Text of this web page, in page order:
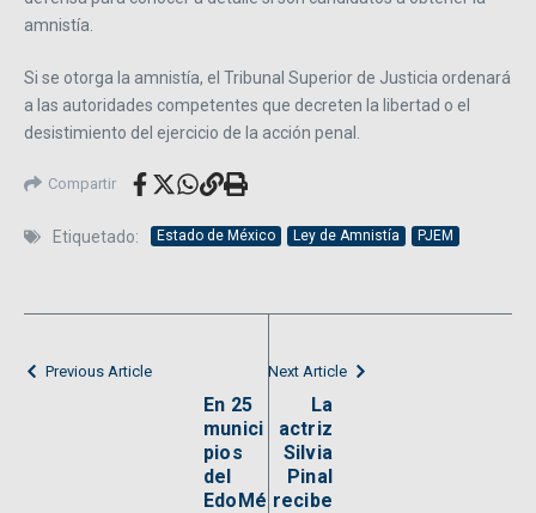
amnistía.
Si se otorga la amnistía, el Tribunal Superior de Justicia ordenará
a las autoridades competentes que decreten la libertad o el
desistimiento del ejercicio de la acción penal.
Compartir
Etiquetado: Estado de México Ley de Amnistía PJEM
Previous Article
En 25
munici
pios
del
EdoMé
Next Article
La
actriz
Silvia
Pinal
recibe